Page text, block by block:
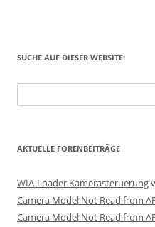
SUCHE AUF DIESER WEBSITE:
nach:
AKTUELLE FORENBEITRÄGE
WIA-Loader Kamerasteruerung
Camera Model Not Read from
Camera Model Not Read from